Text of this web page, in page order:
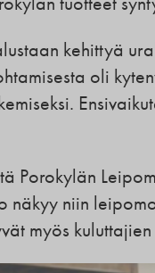
kehittyä
oli
Porokylän
näkyy niin
myös